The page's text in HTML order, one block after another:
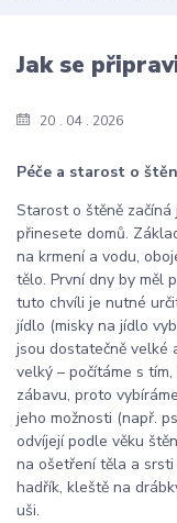
20 04 2026
Jak se
Péče a starost o
Starost o štěně začíná
přinesete domů.
na krmení a vodu,
tělo. První dny by měl
tuto chvíli je nutné
jídlo (misky na jídlo
jsou dostatečně velké
velký – počítáme s
zábavu, proto
jeho možnosti (např.
odvíjejí podle věku
na ošetření těla a
hadřík, kleště na
uši.